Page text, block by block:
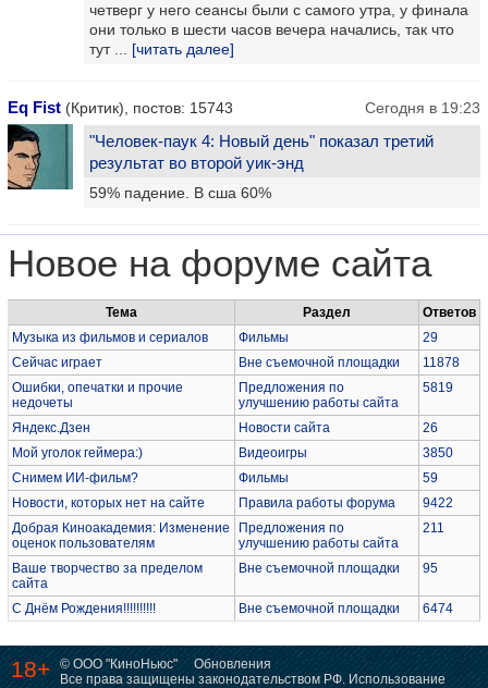
четверг у него сеансы были с самого утра, у финала
они только в шести часов вечера начались, так что
тут ... [читать далее]
Eq Fist (Критик), постов: 15743 Сегодня в 19:23
"Человек-паук 4: Новый день" показал третий
результат во второй уик-энд
59% падение. В сша 60%
Новое на форуме сайта
Тема Раздел
Ответов
Музыка из фильмов и сериалов
Фильмы
29
Сейчас играет
Вне съемочной площадки
11878
Ошибки, опечатки и прочие
недочеты
Предложения по
улучшению работы сайта
5819
Яндекс.Дзен Новости сайта
26
Мой уголок геймера:)
Видеоигры
3850
Снимем ИИ-фильм?
Фильмы
59
Новости, которых нет на сайте
Правила работы форума
9422
Добрая Киноакадемия: Изменение
оценок пользователям
Предложения по
улучшению работы сайта
211
Ваше творчество за пределом
сайта
Вне съемочной площадки 95
С Днём Рождения!!!!!!!!!! Вне съемочной площадки 6474
18+ © ООО "КиноНьюс"
Обновления
Все права защищены законодательством РФ. Использование